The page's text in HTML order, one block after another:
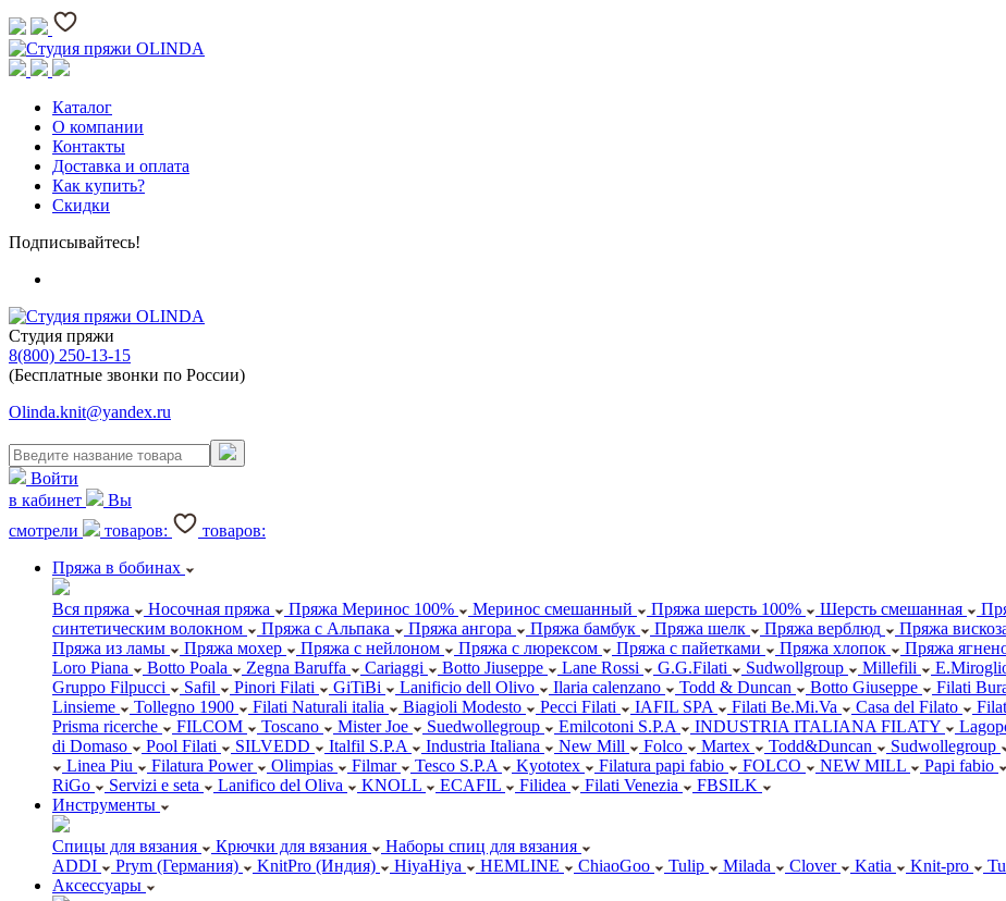
Каталог
О компании
Контакты
Доставка и оплата
Как купить?
Скидки
Подписывайтесь!
Студия пряжи
8(800) 250-13-15
(Бесплатные звонки по России)
Olinda.knit@yandex.ru
Войти
в кабинет
Вы
смотрели
товаров:
товаров:
Пряжа в бобинах
Вся пряжа Носочная пряжа Пряжа Меринос 100% Меринос смешанный Пряжа шерсть 100% Шерсть смешанная
синтетическим волокном
Пряжа с Альпака Пряжа ангора Пряжа бамбук Пряжа шелк Пряжа верблюд Пряжа
Пряжа из ламы
Пряжа мохер Пряжа с нейлоном Пряжа с люрексом Пряжа с пайетками Пряжа хлопок Пряжа
Loro Piana
Botto Poala Zegna Baruffa Cariaggi Botto Jiuseppe Lane Rossi G.G.Filati Sudwollgroup Millefili
Gruppo Filpucci
Safil Pinori Filati GiTiBi Lanificio dell Olivo Ilaria calenzano Todd & Duncan Botto Giuseppe Filati
Linsieme
Tollegno 1900 Filati Naturali italia Biagioli Modesto Pecci Filati IAFIL SPA Filati Be.Mi.Va Casa del Filato
Prisma ricerche
FILCOM Toscano Mister Joe Suedwollegroup Emilcotoni S.P.A INDUSTRIA ITALIANA FILATY
di Domaso
Pool Filati SILVEDD Italfil S.P.A Industria Italiana New Mill Folco Martex Todd&Duncan Sudwollegroup
Linea Piu
Filatura Power Olimpias Filmar Tesco S.P.A Kyototex Filatura papi fabio FOLCO NEW MILL Papi fabio
RiGo
Servizi e seta Lanifico del Oliva KNOLL ECAFIL Filidea Filati Venezia
FBSILK
Инструменты
Спицы для вязания Крючки для вязания
Наборы спиц для вязания
ADDI
Prym (Германия) KnitPro (Индия) HiyaHiya HEMLINE ChiaoGoo Tulip Milada Clover Katia Knit-pro
Аксессуары